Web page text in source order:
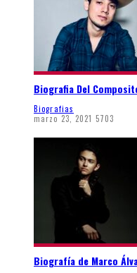
Biografia Del
Biografias
marzo 23, 2021 5703
Biografía de Marco